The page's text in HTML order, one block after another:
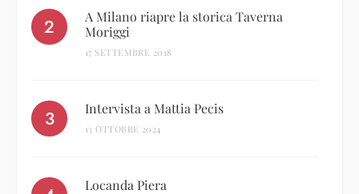
A Milano riapre la storica Taverna
Moriggi
17 SETTEMBRE 2018
Intervista a Mattia Pecis
13 OTTOBRE 2024
Locanda Piera